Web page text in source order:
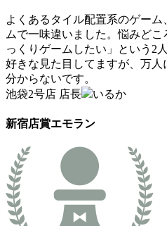
よくあるタイル配置系のゲー
ムで一味違いました。悩みど
っくりゲームしたい」という2
好きな見た目してますが、万
分からないです。
池袋2号店 店長
いるか
新宿店賞エモラン